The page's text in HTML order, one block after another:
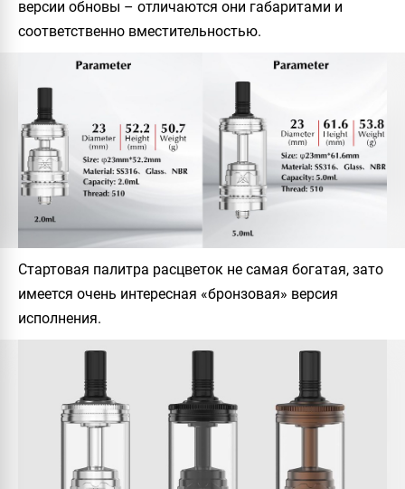
версии обновы – отличаются они габаритами и
соответственно вместительностью.
Стартовая палитра расцветок не самая богатая, зато
имеется очень интересная «бронзовая» версия
исполнения.